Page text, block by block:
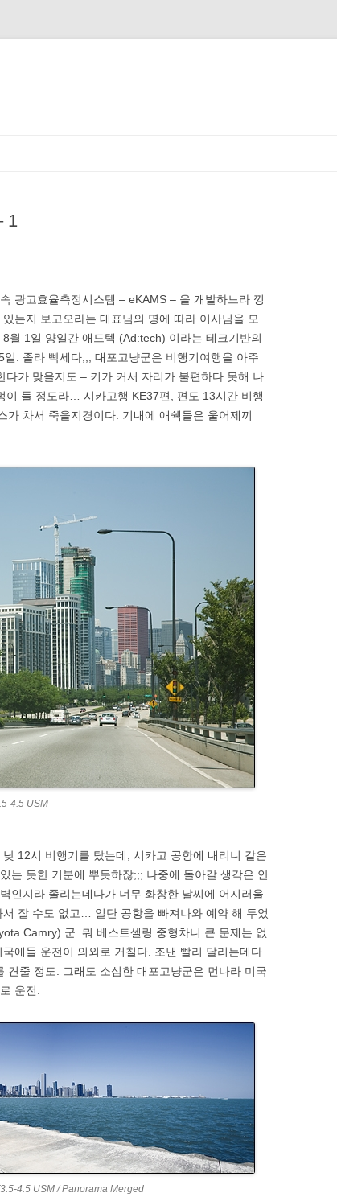
1
광고효율측정시스템 – eKAMS – 을 개발하느라 낑
는지 보고오라는 대표님의 명에 따라 이사님을 모
월 1일 양일간 애드텍 (Ad:tech) 이라는 테크기반의
. 졸라 빡세다;;; 대포고냥군은 비행기여행을 아주
가 맞을지도 – 키가 커서 자리가 불편하다 못해 나
이 들 정도라… 시카고행 KE37편, 편도 13시간 비행
차서 죽을지경이다. 기내에 애쉑들은 울어제끼
4.5 USM
12시 비행기를 탔는데, 시카고 공항에 내리니 같은
는 듯한 기분에 뿌듯하잖;;; 나중에 돌아갈 생각은 안
인지라 졸리는데다가 너무 화창한 날씨에 어지러울
잘 수도 없고… 일단 공항을 빠져나와 예약 해 두었
Camry) 군. 뭐 베스트셀링 중형차니 큰 문제는 없
애들 운전이 의외로 거칠다. 조낸 빨리 달리는데다
견줄 정도. 그래도 소심한 대포고냥군은 먼나라 미국
운전.
4.5 USM / Panorama Merged